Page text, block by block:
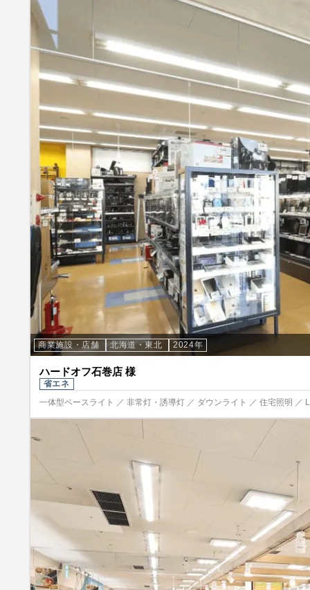
商業施設・店舗 北海道・東北 2024年
ハードオフ石巻店 様
省エネ
一体型ベースライト ／ 非常灯・誘導灯 ／ ダウンライト ／ 住宅照明 ／